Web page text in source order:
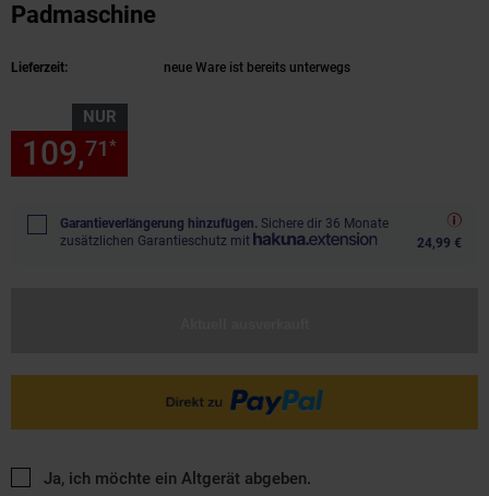
Padmaschine
Lieferzeit: neue Ware ist bereits unterwegs
NUR
109,71*
Garantieverlängerung hinzufügen. Sichere dir 36 Monate
zusätzlichen Garantieschutz mit
24,99 €
Ja, ich möchte ein Altgerät abgeben.